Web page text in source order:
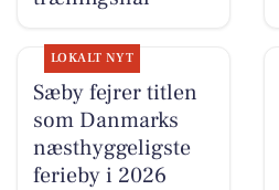
LOKALT NYT
Sæby fejrer titlen
som Danmarks
næsthyggeligste
ferieby i 2026